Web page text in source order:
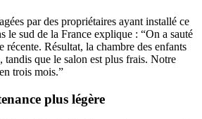
par des propriétaires ayant installé ce
le sud de la France explique : “On a sauté
récente. Résultat, la chambre des enfants
tandis que le salon est plus frais. Notre
trois mois.”
plus légère